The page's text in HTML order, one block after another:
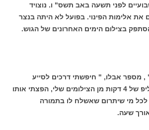
לפני תשעה באב תשס" ו. נוצויד
אלימות הפינוי. בפועל לא היתה בנצר
בצילום הימים האחרונים של הגוש.
, מספר אבלו, " חיפשתי דרכים לסייע
למגורשים. הכנתי קליפ של 4 דקות מן הצילומים שלי, הפצתי אותו
מי שיתרום שאשלח לו בתמורה
שעה.